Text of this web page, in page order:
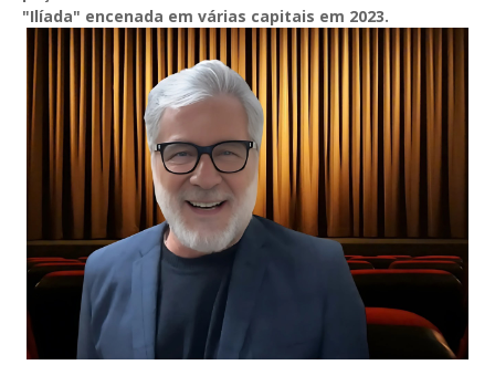
"Ilíada" encenada em várias capitais em 2023.